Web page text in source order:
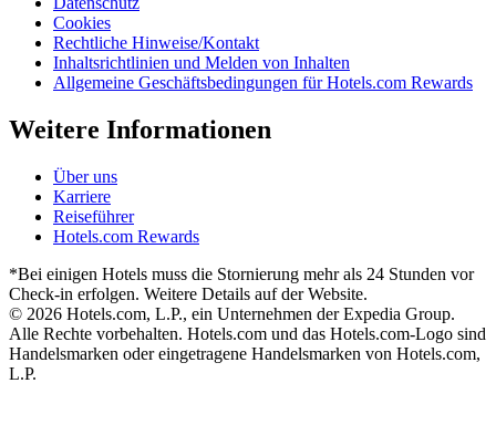
Cookies
Rechtliche Hinweise/Kontakt
Inhaltsrichtlinien und Melden von Inhalten
Allgemeine Geschäftsbedingungen für Hotels.com Rewards
Weitere Informationen
Über uns
Karriere
Reiseführer
Hotels.com Rewards
*Bei einigen Hotels muss die Stornierung mehr als 24 Stunden vor
Check-in erfolgen. Weitere Details auf der Website.
© 2026 Hotels.com, L.P., ein Unternehmen der Expedia Group.
Alle Rechte vorbehalten. Hotels.com und das Hotels.com-Logo sind
Handelsmarken oder eingetragene Handelsmarken von Hotels.com,
L.P.